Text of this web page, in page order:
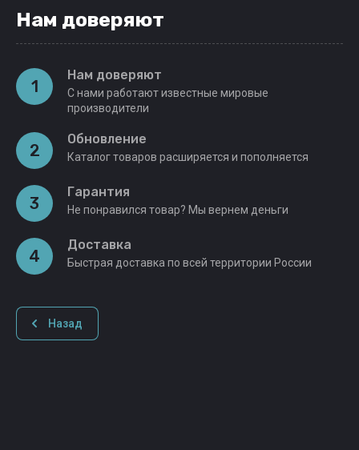
Нам доверяют
1
Нам доверяют
С нами работают известные мировые
производители
2
Обновление
Каталог товаров расширяется и пополняется
3
Гарантия
Не понравился товар? Мы вернем деньги
4
Доставка
Быстрая доставка по всей территории России
Назад